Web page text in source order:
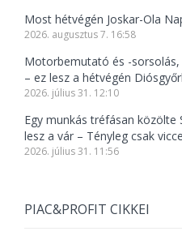
Most hétvégén Joskar-Ola
2026. augusztus 7. 16:58
Motorbemutató és -sorsolás,
– ez lesz a hétvégén
2026. július 31. 12:10
Egy munkás tréfásan közölte
lesz a vár – Tényleg csak
2026. július 31. 11:56
PIAC&PROFIT CIKKEI